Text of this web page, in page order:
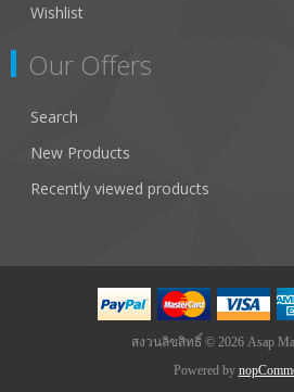
Wishlist
Our Offers
Search
New Products
Recently viewed products
สงวนลิขสิทธิ์ © 2026 Asap
Powered by